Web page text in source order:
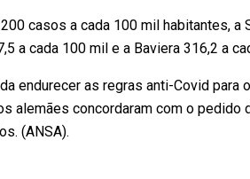
casos a cada 100 mil habitantes, a
a cada 100 mil e a Baviera 316,2 a
endurecer as regras anti-Covid para
alemães concordaram com o pedido
(ANSA).